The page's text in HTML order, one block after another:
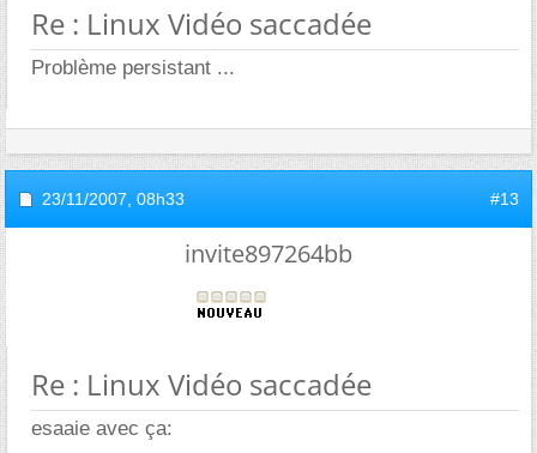
Re : Linux Vidéo saccadée
Problème persistant ...
23/11/2007, 08h33 #13
invite897264bb
Re : Linux Vidéo saccadée
esaaie avec ça: